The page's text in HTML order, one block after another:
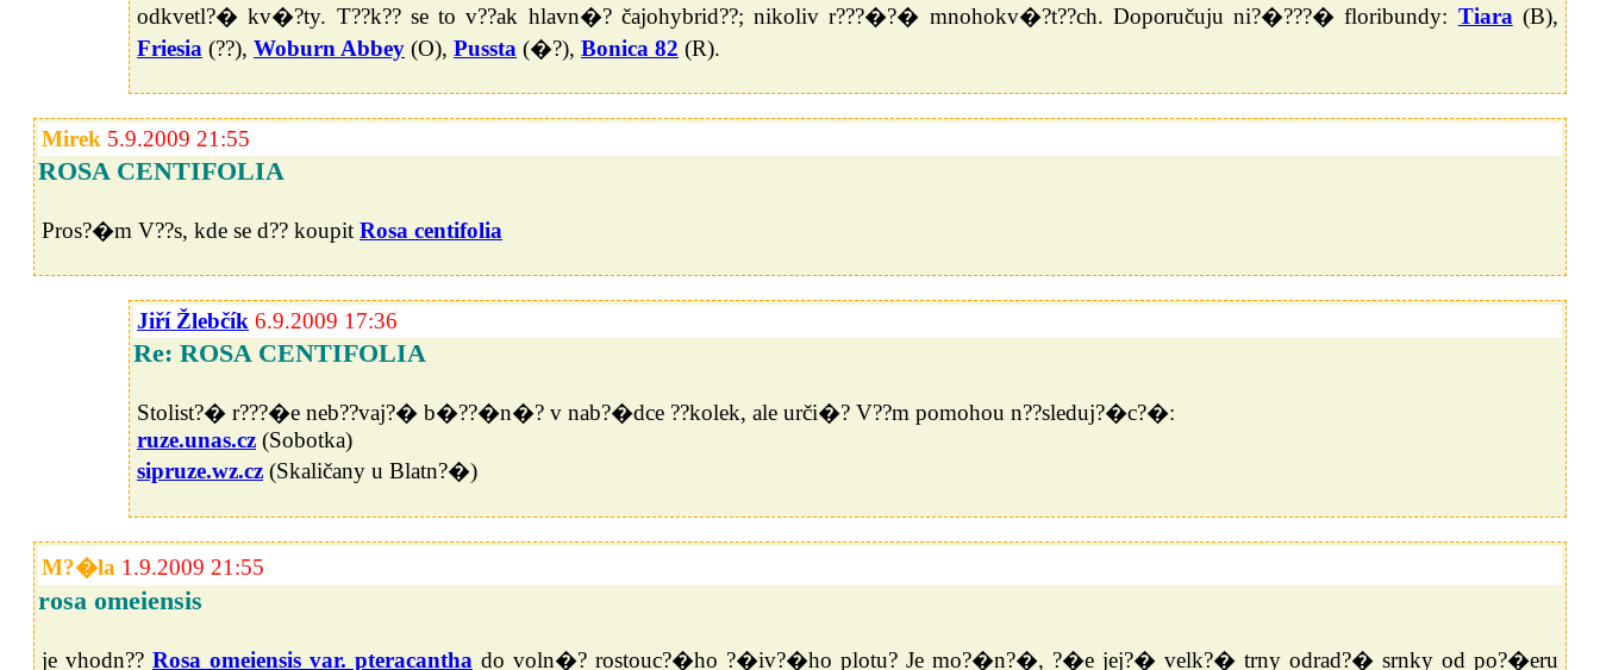
odkvetl?� kv�?ty. T??k?? se to v??ak hlavn�? čajohybrid??; nikoliv r???�?� mnohokv�?t??ch. Doporučuju ni?�???� floribundy: Tiara (B),
Friesia (??), Woburn Abbey (O), Pussta (�?), Bonica 82 (R).
Mirek 5.9.2009 21:55
ROSA CENTIFOLIA
Pros?�m V??s, kde se d?? koupit Rosa centifolia
Jiří Žlebčík 6.9.2009 17:36
Re: ROSA CENTIFOLIA
Stolist?� r???�e neb??vaj?� b�??�n�? v nab?�dce ??kolek, ale urči�? V??m pomohou n??sleduj?�c?�:
ruze.unas.cz (Sobotka)
sipruze.wz.cz (Skaličany u Blatn?�)
M?�la 1.9.2009 21:55
rosa omeiensis
je vhodn?? Rosa omeiensis var. pteracantha do voln�? rostouc?�ho ?�iv?�ho plotu? Je mo?�n?�, ?�e jej?� velk?� trny odrad?� srnky od po?�eru